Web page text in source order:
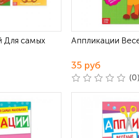
Для самых
Аппликации
35 руб